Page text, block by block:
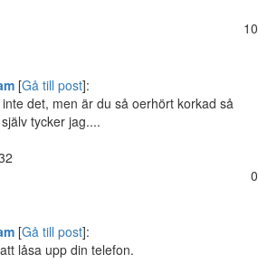
10
[Gå till post]:
det, men är du så oerhört korkad så
tycker jag....
0
[Gå till post]:
låsa upp din telefon.